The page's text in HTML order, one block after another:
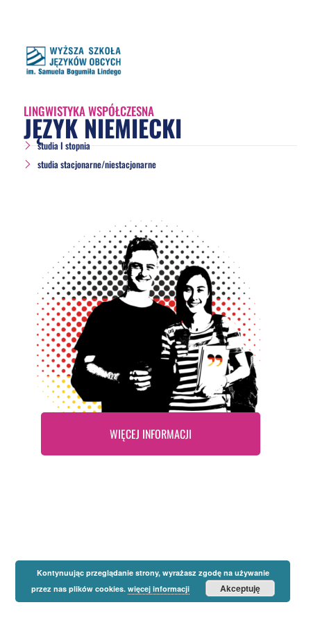
LINGWISTYKA WSPÓŁCZESNA
JĘZYK NIEMIECKI
studia I stopnia
studia stacjonarne/niestacjonarne
WIĘCEJ INFORMACJI
Kontynuując przeglądanie strony, wyrażasz zgodę na używanie
przez nas plików cookies. więcej informacji Akceptuję